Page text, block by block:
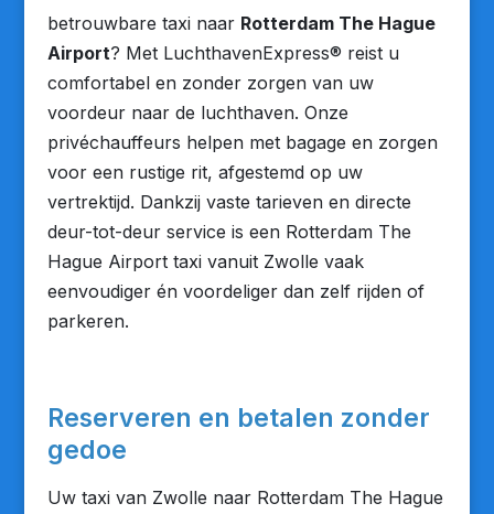
betrouwbare taxi naar Rotterdam The Hague
Airport? Met LuchthavenExpress® reist u
comfortabel en zonder zorgen van uw
voordeur naar de luchthaven. Onze
privéchauffeurs helpen met bagage en zorgen
voor een rustige rit, afgestemd op uw
vertrektijd. Dankzij vaste tarieven en directe
deur-tot-deur service is een Rotterdam The
Hague Airport taxi vanuit Zwolle vaak
eenvoudiger én voordeliger dan zelf rijden of
parkeren.
Reserveren en betalen zonder
gedoe
Uw taxi van Zwolle naar Rotterdam The Hague